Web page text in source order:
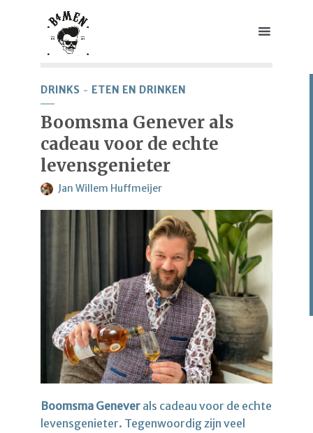
DRINKS ETEN EN DRINKEN
Boomsma Genever als
cadeau voor de echte
levensgenieter
Jan Willem Huffmeijer
Boomsma Genever als cadeau voor de echte
levensgenieter. Tegenwoordig zijn veel